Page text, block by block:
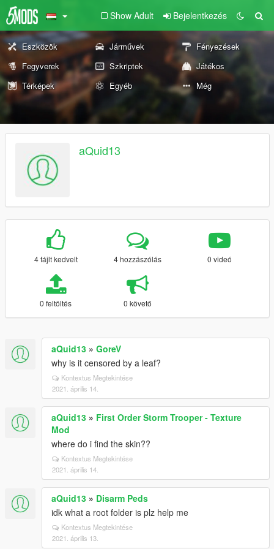
Show Adult Bejelentkezés
Eszközök Járművek
Fényezések
Fegyverek
Szkriptek
Játékos
Térképek
Egyéb Még
aQuid13
4 fájlt kedvelt 4 hozzászólás 0 videó
0 feltöltés 0 követő
aQuid13 » GoreV
why is it censored by a leaf?
Kontextus Megtekintése
2021. április 14.
aQuid13 » First Order Storm Trooper - Texture
Mod
where do i find the skin??
Kontextus Megtekintése
2021. április 14.
aQuid13 » Disarm Peds
idk what a root folder is plz help me
Kontextus Megtekintése
2021. április 13.